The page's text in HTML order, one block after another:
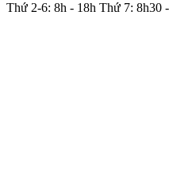
Thứ 2-6: 8h - 18h Thứ 7: 8h30